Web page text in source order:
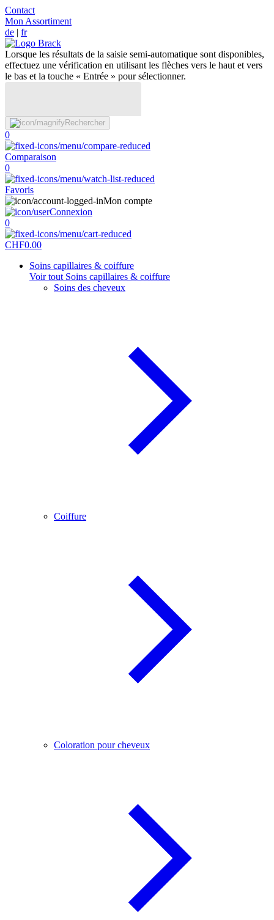
Contact
Mon Assortiment
de | fr
Lorsque les résultats de la saisie semi-automatique sont disponibles,
effectuez une vérification en utilisant les flèches vers le haut et vers
le bas et la touche « Entrée » pour sélectionner.
Rechercher
0
Comparaison
0
Favoris
Mon compte
Connexion
0
CHF0.00
Soins capillaires & coiffure
Voir tout Soins capillaires & coiffure
Soins des cheveux
Coiffure
Coloration pour cheveux